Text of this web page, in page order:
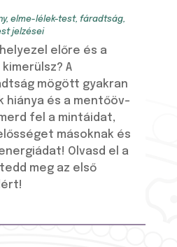
, elme-lélek-test, fáradtság,
jelzései
előre és a
A
mögött gyakran
hiánya és a mentőöv-
fel a mintáidat,
másoknak és
Olvasd el a
meg az első